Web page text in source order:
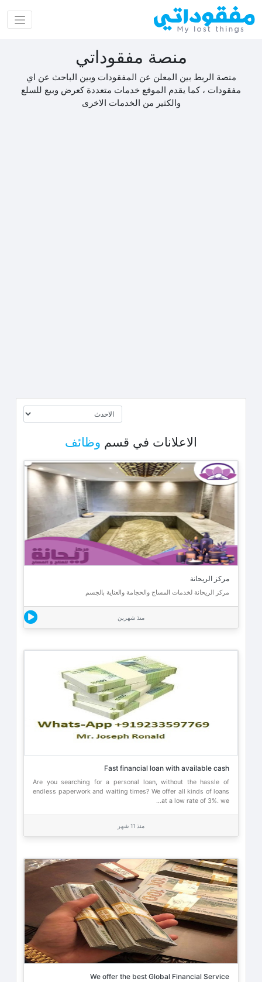
منصة مفقوداتي
منصة الربط بين المعلن عن المفقودات وبين الباحث عن اي
مفقودات ، كما يقدم الموقع خدمات متعددة كعرض وبيع للسلع
والكثير من الخدمات الاخرى
الاعلانات في قسم وظائف
مركز الريحانة
مركز الريحانة لخدمات المساج والحجامة والعناية بالجسم
منذ شهرين
Fast financial loan with available cash
Are you searching for a personal loan, without the hassle of
endless paperwork and waiting times? We offer all kinds of loans
at a low rate of 3%. we...
منذ 11 شهر
We offer the best Global Financial Service